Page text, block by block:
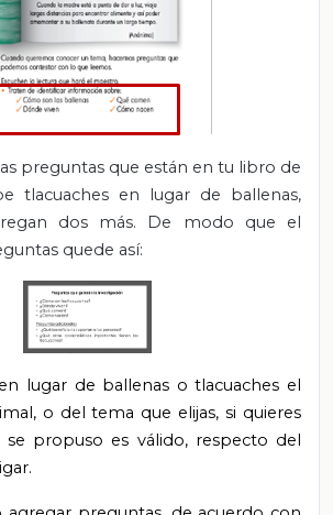
preguntas que están en tu libro de
tlacuaches en lugar de ballenas,
dos más. De modo que el
quede así:
lugar de ballenas o tlacuaches el
o del tema que elijas, si quieres
propuso es válido, respecto del